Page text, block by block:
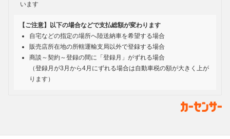
います
【ご注意】以下の場合などで支払総額が変わります
自宅などの指定の場所へ陸送納車を希望する場合
販売店所在地の所轄運輸支局以外で登録する場合
商談～契約～登録の間に「登録月」がずれる場合
（登録月が3月から4月にずれる場合は自動車税の額が大きく上が
ります）